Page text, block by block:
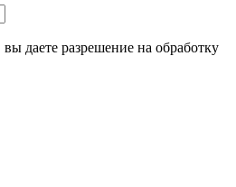
даете разрешение на обработку